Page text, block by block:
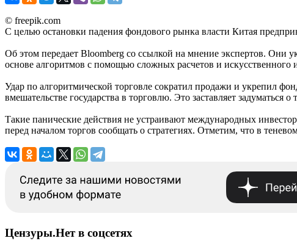
© freepik.com
С целью остановки падения фондового рынка власти Китая
Об этом передает Bloomberg со ссылкой на мнение экспертов.
основе алгоритмов с помощью сложных расчетов и
Удар по алгоритмической торговле сократил продажи и укрепил
вмешательстве государства в торговлю. Это заставляет
Такие панические действия не устраивают международных
перед началом торгов сообщать о стратегиях. Отметим, что в
Цензуры.Нет в соцсетях